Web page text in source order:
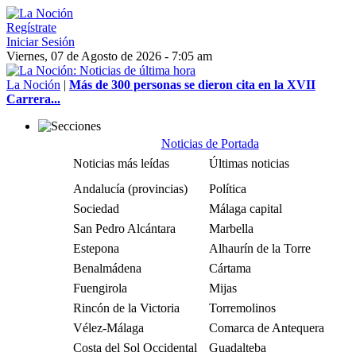
Regístrate
Iniciar Sesión
Viernes, 07 de Agosto de 2026 - 7:05 am
La Noción | Más de 300 personas se dieron cita en la XVII
Carrera...
Noticias de Portada
Noticias más leídas
Últimas noticias
Andalucía (provincias)
Política
Sociedad
Málaga capital
San Pedro Alcántara
Marbella
Estepona
Alhaurín de la Torre
Benalmádena
Cártama
Fuengirola
Mijas
Rincón de la Victoria
Torremolinos
Vélez-Málaga
Comarca de Antequera
Costa del Sol Occidental
Guadalteba